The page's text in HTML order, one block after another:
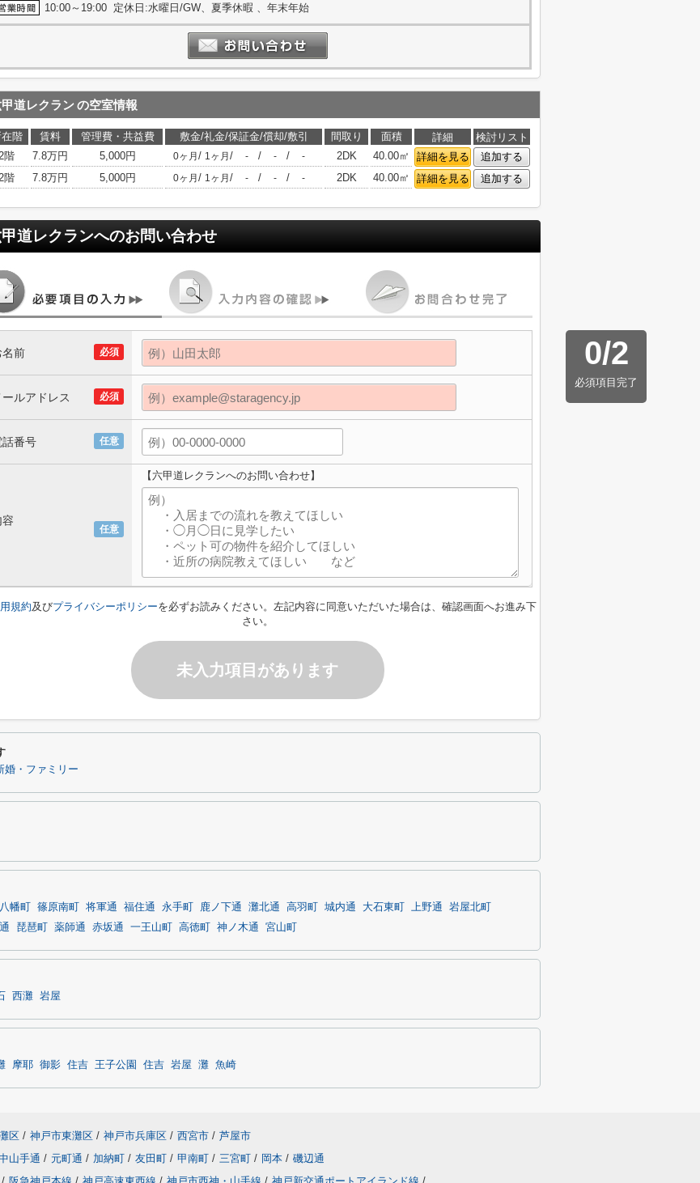
10:00～19:00 定休日:水曜日/GW、夏季休暇 、年末年始
道レクランの空室情報
在階 賃料 管理費・共益費 敷金/礼金/保証金/償却/敷引 間取り 面積 詳細
検討リスト
階
7.8万円 5,000円 0ヶ月 / 1ヶ月 / - / - / - 2DK 40.00㎡ 詳細を見る
追加する
階
7.8万円 5,000円 0ヶ月 / 1ヶ月 / - / - / - 2DK 40.00㎡ 詳細を見る 追加する
道レクランへのお問い合わせ
0/2
必須項目完了
必須
名前
必須
ールアドレス
任意
話番号
任意
容
【六甲道レクランへのお問い合わせ】
規約及びプライバシーポリシーを必ずお読みください。左記内容に同意いただいた場合は、確認画面へお進み下
さい。
未入力項目があります
婚・ファミリー
八幡町 篠原南町 将軍通 福住通 永手町 鹿ノ下通 灘北通 高羽町 城内通 大石東町 上野通
岩屋北町
琵琶町 薬師通 赤坂通 一王山町 高徳町 神ノ木通 宮山町
西灘 岩屋
摩耶 御影 住吉 王子公園 住吉 岩屋 灘 魚崎
区 / 神戸市東灘区 / 神戸市兵庫区 / 西宮市 / 芦屋市
山手通 / 元町通 / 加納町 / 友田町 / 甲南町 / 三宮町 / 岡本 / 磯辺通